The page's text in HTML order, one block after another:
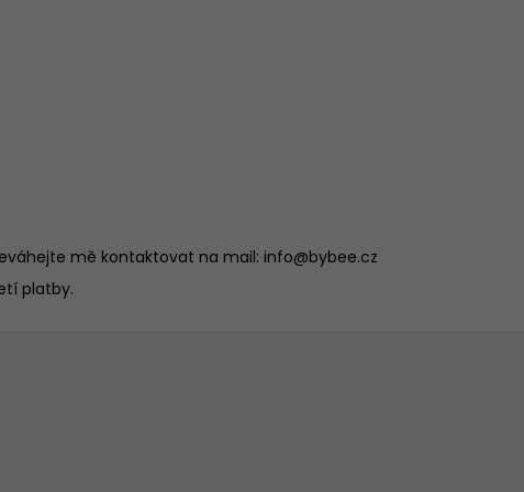
mě kontaktovat na mail: info@bybee.cz
platby.